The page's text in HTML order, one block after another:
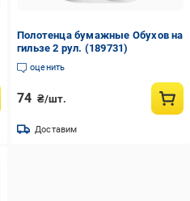
Полотенца бумажные Обухов на
гильзе 2 рул. (189731)
оценить
74 ₴/шт.
Доставим